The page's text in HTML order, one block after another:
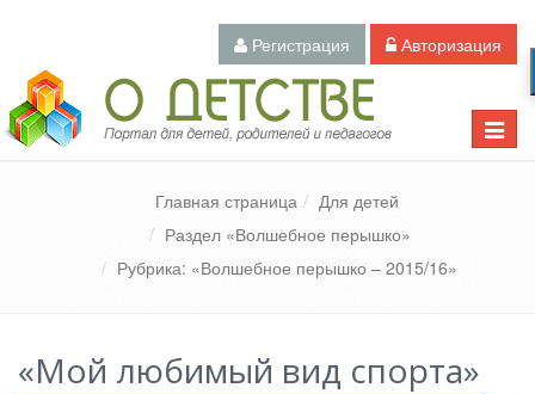
Регистрация Авторизация
Toggle
Педагогический портал «О детстве»
Главная страница
Для детей
Раздел «Волшебное перышко»
Рубрика: «Волшебное перышко – 2015/16»
«Мой любимый вид спорта»